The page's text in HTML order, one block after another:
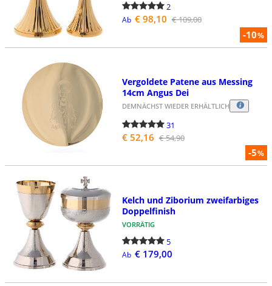
-10%
2
Ab € 98,10 € 109,00
-5%
Vergoldete Patene aus Messing
14cm Angus Dei
DEMNÄCHST WIEDER ERHÄLTLICH
31
€ 52,16 € 54,90
Kelch und Ziborium zweifarbiges
Doppelfinish
VORRÄTIG
5
Ab € 179,00